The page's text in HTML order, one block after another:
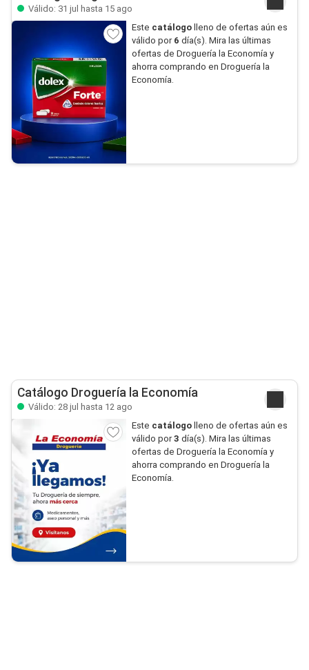
Válido: 31 jul hasta 15 ago
Este catálogolleno de ofertas aún es
válido por 6 día(s). Mira las últimas
ofertas de Droguería la Economía y
ahorra comprando en Droguería la
Economía.
Catálogo Droguería la Economía
Válido: 28 jul hasta 12 ago
Este catálogolleno de ofertas aún es
válido por3 día(s). Mira las últimas
ofertas de Droguería la Economía y
ahorra comprando en Droguería la
Economía.